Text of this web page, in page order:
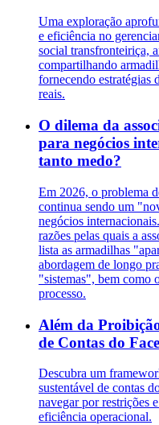
Uma exploração
e eficiência no
social transfronteiriça,
compartilhando
fornecendo estratégias
reais.
O dilema da
para negócios
tanto medo?
Em 2026, o problema
continua sendo um
negócios
razões pelas quais a
lista as armadilhas
abordagem de longo
"sistemas", bem como
processo.
Além da
de Contas do
Descubra um
sustentável de contas
navegar por restrições
eficiência operacional.